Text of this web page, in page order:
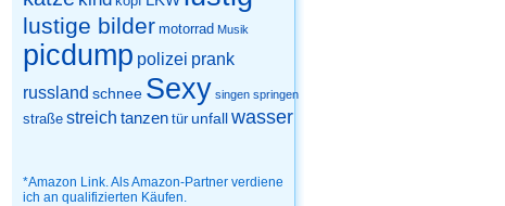
lustige bilder motorrad Musik
picdump polizei prank
russland schnee Sexy singen springen
straße streich tanzen tür unfallwasser
*Amazon Link. Als Amazon-Partner verdiene
ich an qualifizierten Käufen.